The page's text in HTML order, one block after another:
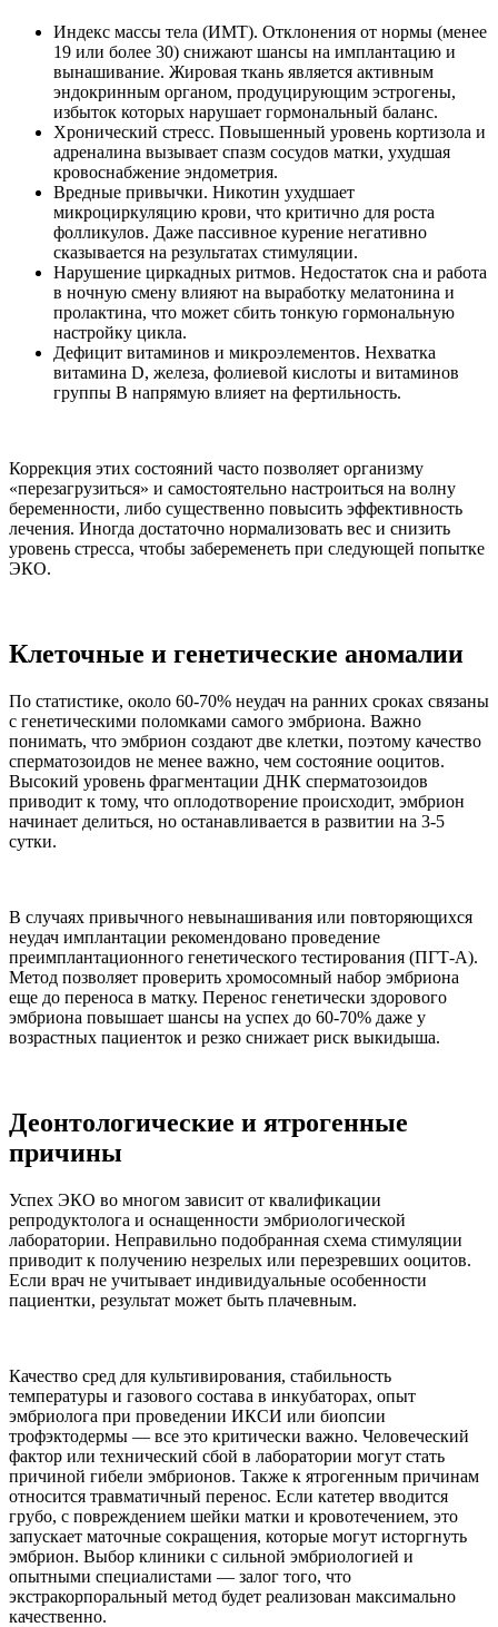
Индекс массы тела (ИМТ). Отклонения от нормы (менее
19 или более 30) снижают шансы на имплантацию и
вынашивание. Жировая ткань является активным
эндокринным органом, продуцирующим эстрогены,
избыток которых нарушает гормональный баланс.
Хронический стресс. Повышенный уровень кортизола и
адреналина вызывает спазм сосудов матки, ухудшая
кровоснабжение эндометрия.
Вредные привычки. Никотин ухудшает
микроциркуляцию крови, что критично для роста
фолликулов. Даже пассивное курение негативно
сказывается на результатах стимуляции.
Нарушение циркадных ритмов. Недостаток сна и работа
в ночную смену влияют на выработку мелатонина и
пролактина, что может сбить тонкую гормональную
настройку цикла.
Дефицит витаминов и микроэлементов. Нехватка
витамина D, железа, фолиевой кислоты и витаминов
группы B напрямую влияет на фертильность.
Коррекция этих состояний часто позволяет организму
«перезагрузиться» и самостоятельно настроиться на волну
беременности, либо существенно повысить эффективность
лечения. Иногда достаточно нормализовать вес и снизить
уровень стресса, чтобы забеременеть при следующей попытке
ЭКО.
Клеточные и генетические аномалии
По статистике, около 60-70% неудач на ранних сроках связаны
с генетическими поломками самого эмбриона. Важно
понимать, что эмбрион создают две клетки, поэтому качество
сперматозоидов не менее важно, чем состояние ооцитов.
Высокий уровень фрагментации ДНК сперматозоидов
приводит к тому, что оплодотворение происходит, эмбрион
начинает делиться, но останавливается в развитии на 3-5
сутки.
В случаях привычного невынашивания или повторяющихся
неудач имплантации рекомендовано проведение
преимплантационного генетического тестирования (ПГТ-А).
Метод позволяет проверить хромосомный набор эмбриона
еще до переноса в матку. Перенос генетически здорового
эмбриона повышает шансы на успех до 60-70% даже у
возрастных пациенток и резко снижает риск выкидыша.
Деонтологические и ятрогенные
причины
Успех ЭКО во многом зависит от квалификации
репродуктолога и оснащенности эмбриологической
лаборатории. Неправильно подобранная схема стимуляции
приводит к получению незрелых или перезревших ооцитов.
Если врач не учитывает индивидуальные особенности
пациентки, результат может быть плачевным.
Качество сред для культивирования, стабильность
температуры и газового состава в инкубаторах, опыт
эмбриолога при проведении ИКСИ или биопсии
трофэктодермы — все это критически важно. Человеческий
фактор или технический сбой в лаборатории могут стать
причиной гибели эмбрионов. Также к ятрогенным причинам
относится травматичный перенос. Если катетер вводится
грубо, с повреждением шейки матки и кровотечением, это
запускает маточные сокращения, которые могут исторгнуть
эмбрион. Выбор клиники с сильной эмбриологией и
опытными специалистами — залог того, что
экстракорпоральный метод будет реализован максимально
качественно.